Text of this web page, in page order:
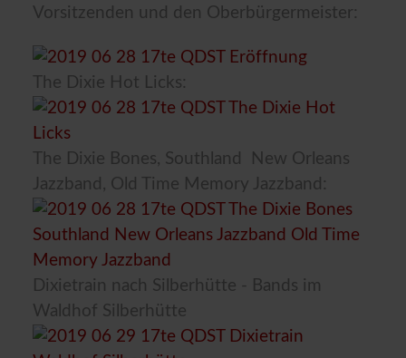
Vorsitzenden und den Oberbürgermeister:
The Dixie Hot Licks:
The Dixie Bones, Southland New Orleans
Jazzband, Old Time Memory Jazzband:
Dixietrain nach Silberhütte - Bands im
Waldhof Silberhütte